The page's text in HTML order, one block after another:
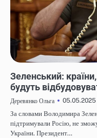
Зеленський:
будуть
Деревянко Ольга
05.05.2025
За словами Володимира
підтримували Росію, не
України. Президент…